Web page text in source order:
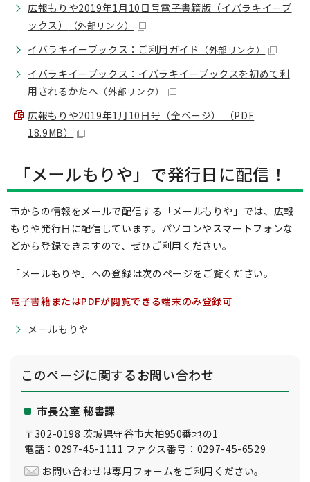
広報もりや2019年1月10日号電子書籍版（イバラキイーブ
ックス）
（外部リンク）
イバラキイーブックス：ご利用ガイド （外部リンク）
イバラキイーブックス：イバラキイーブックスを初めて利
用されるかたへ （外部リンク）
広報もりや2019年1月10日号（全ページ） （PDF
18.9MB）
「メールもりや」で発行日に配信！
市からの情報をメールで配信する「メールもりや」では、広報
もりや発行日に配信しています。パソコンやスマートフォンな
どから登録できますので、ぜひご利用ください。
「メールもりや」への登録は次のページをご覧ください。
電子書籍またはPDFが閲覧できる端末のみ登録可
メールもりや
このページに関するお問い合わせ
市長公室 秘書課
〒302-0198 茨城県守谷市大柏950番地の1
電話：0297-45-1111 ファクス番号：0297-45-6529
お問い合わせは専用フォームをご利用ください。